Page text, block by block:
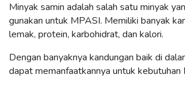
Minyak samin adalah salah satu minyak
gunakan untuk MPASI. Memiliki banyak
lemak, protein, karbohidrat, dan kalori.
Dengan banyaknya kandungan baik di
dapat memanfaatkannya untuk kebutuhan